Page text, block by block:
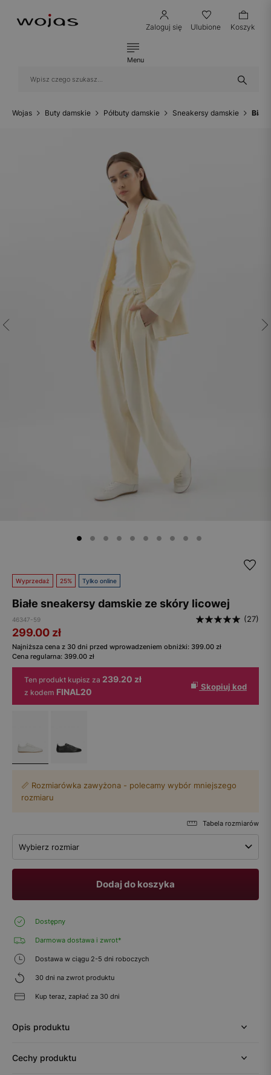
Zaloguj się Ulubione Koszyk
Menu
Wojas Buty damskie Półbuty damskie Sneakersy damskie
Wyprzedaż 25% Tylko online
Białe sneakersy damskie ze skóry licowej
46347-59 (27)
299.00 zł
Najniższa cena z 30 dni przed wprowadzeniem obniżki: 399.00 zł
Cena regularna: 399.00 zł
Ten produkt kupisz za 239.20 zł
z kodem FINAL20 Skopiuj kod
📏 Rozmiarówka zawyżona - polecamy wybór mniejszego
rozmiaru
Tabela rozmiarów
Wybierz rozmiar
Dodaj do koszyka
Dostępny
Darmowa dostawa i zwrot*
Dostawa w ciągu 2-5 dni roboczych
30 dni na zwrot produktu
Kup teraz, zapłać za 30 dni
Opis produktu
Cechy produktu